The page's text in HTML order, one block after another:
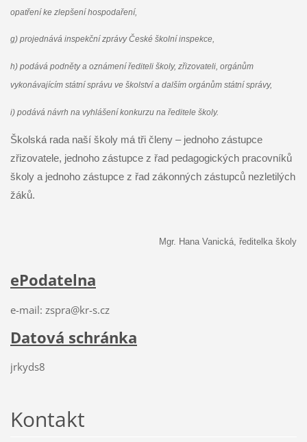
opatření ke zlepšení hospodaření,
g) projednává inspekční zprávy České školní inspekce,
h) podává podněty a oznámení řediteli školy, zřizovateli, orgánům
vykonávajícím státní správu ve školství a dalším orgánům státní správy,
i) podává návrh na vyhlášení konkurzu na ředitele školy.
Školská rada naší školy má tři členy – jednoho zástupce
zřizovatele, jednoho zástupce z řad pedagogických pracovníků
školy a jednoho zástupce z řad zákonných zástupců nezletilých
žáků.
Mgr. Hana Vanická, ředitelka školy
ePodatelna
e-mail: zspra@kr-s.cz
Datová schránka
jrkyds8
Kontakt